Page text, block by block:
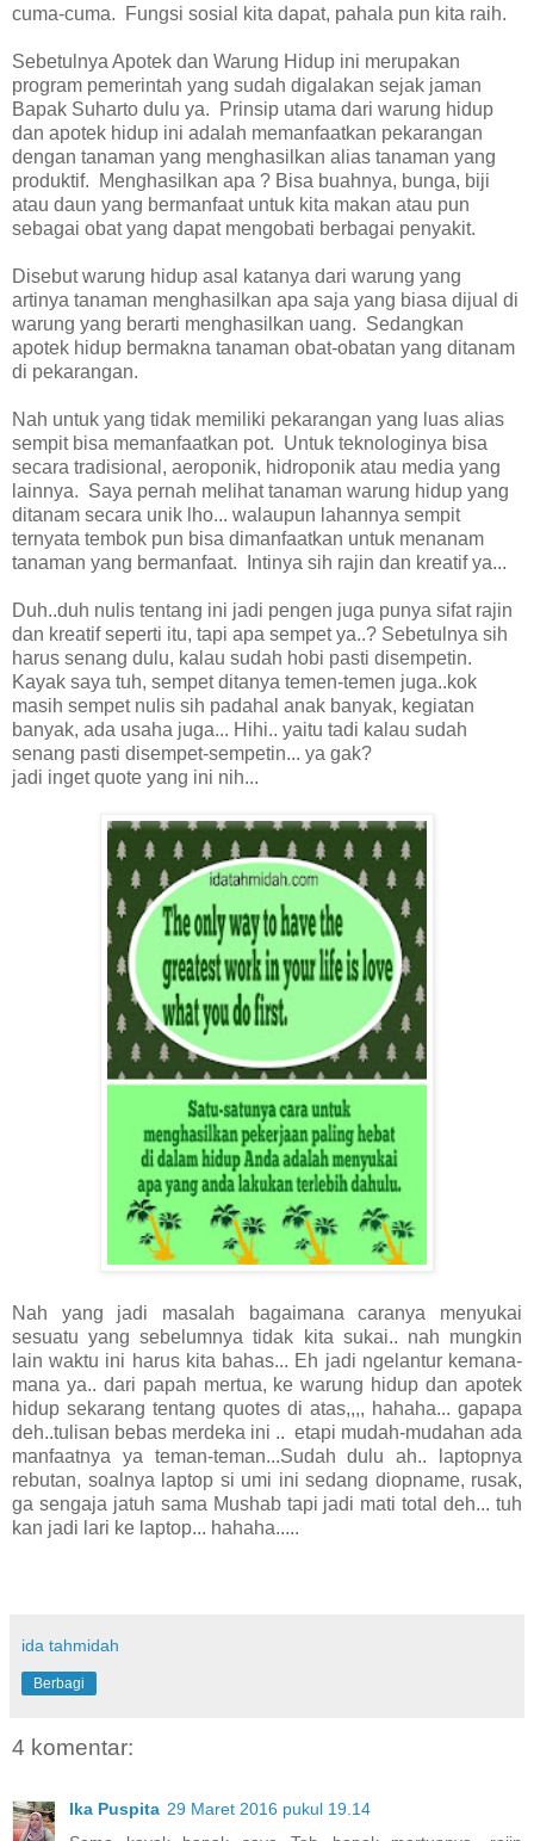
cuma-cuma. Fungsi sosial kita dapat, pahala pun kita raih.
Sebetulnya Apotek dan Warung Hidup ini merupakan
program pemerintah yang sudah digalakan sejak jaman
Bapak Suharto dulu ya. Prinsip utama dari warung hidup
dan apotek hidup ini adalah memanfaatkan pekarangan
dengan tanaman yang menghasilkan alias tanaman yang
produktif. Menghasilkan apa ? Bisa buahnya, bunga, biji
atau daun yang bermanfaat untuk kita makan atau pun
sebagai obat yang dapat mengobati berbagai penyakit.
Disebut warung hidup asal katanya dari warung yang
artinya tanaman menghasilkan apa saja yang biasa dijual di
warung yang berarti menghasilkan uang. Sedangkan
apotek hidup bermakna tanaman obat-obatan yang ditanam
di pekarangan.
Nah untuk yang tidak memiliki pekarangan yang luas alias
sempit bisa memanfaatkan pot. Untuk teknologinya bisa
secara tradisional, aeroponik, hidroponik atau media yang
lainnya. Saya pernah melihat tanaman warung hidup yang
ditanam secara unik lho... walaupun lahannya sempit
ternyata tembok pun bisa dimanfaatkan untuk menanam
tanaman yang bermanfaat. Intinya sih rajin dan kreatif ya...
Duh..duh nulis tentang ini jadi pengen juga punya sifat rajin
dan kreatif seperti itu, tapi apa sempet ya..? Sebetulnya sih
harus senang dulu, kalau sudah hobi pasti disempetin.
Kayak saya tuh, sempet ditanya temen-temen juga..kok
masih sempet nulis sih padahal anak banyak, kegiatan
banyak, ada usaha juga... Hihi.. yaitu tadi kalau sudah
senang pasti disempet-sempetin... ya gak?
jadi inget quote yang ini nih...
Nah yang jadi masalah bagaimana caranya menyukai
sesuatu yang sebelumnya tidak kita sukai.. nah mungkin
lain waktu ini harus kita bahas... Eh jadi ngelantur kemana-
mana ya.. dari papah mertua, ke warung hidup dan apotek
hidup sekarang tentang quotes di atas,,,, hahaha... gapapa
deh..tulisan bebas merdeka ini .. etapi mudah-mudahan ada
manfaatnya ya teman-teman...Sudah dulu ah.. laptopnya
rebutan, soalnya laptop si umi ini sedang diopname, rusak,
ga sengaja jatuh sama Mushab tapi jadi mati total deh... tuh
kan jadi lari ke laptop... hahaha.....
ida tahmidah
Berbagi
4 komentar:
Ika Puspita 29 Maret 2016 pukul 19.14